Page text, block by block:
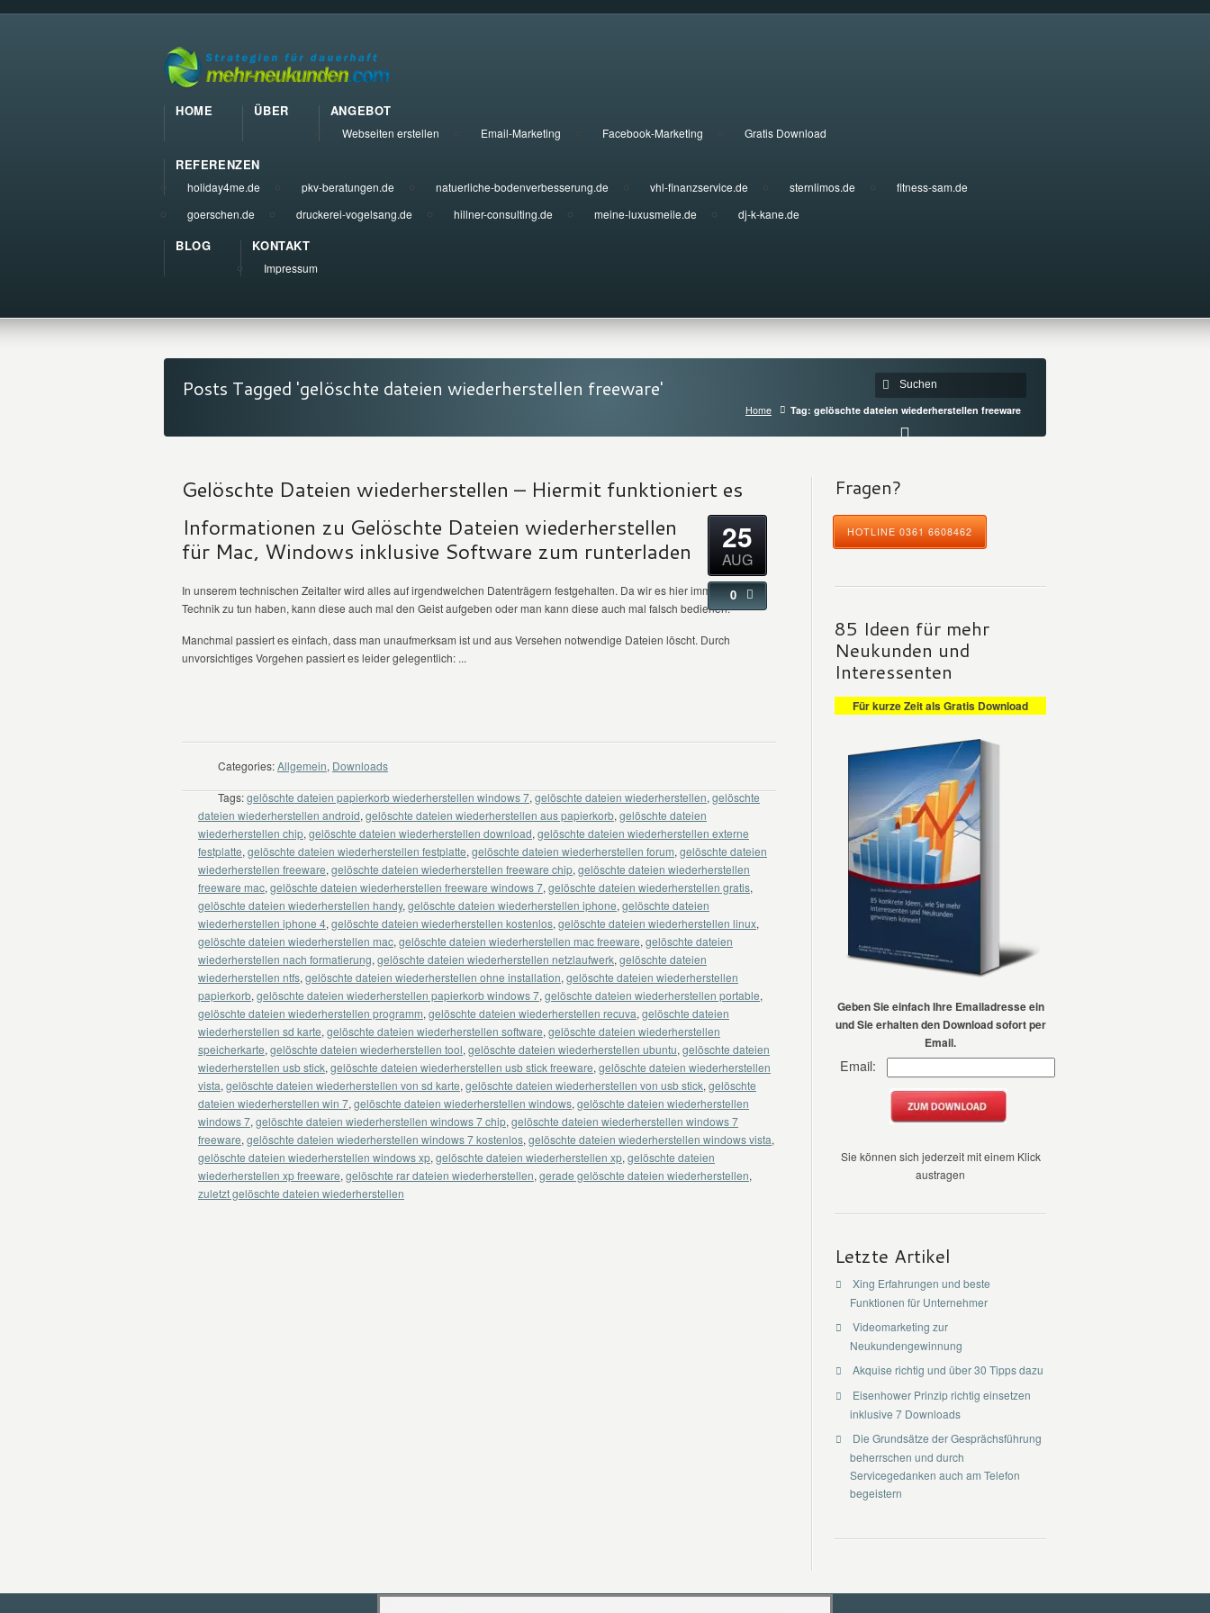
HOME ÜBER ANGEBOT
Webseiten erstellen Email-Marketing Facebook-Marketing Gratis Download
REFERENZEN
holiday4me.de pkv-beratungen.de natuerliche-bodenverbesserung.de vhl-finanzservice.de sternlimos.de
fitness-sam.de
goerschen.de
druckerei-vogelsang.de hillner-consulting.de meine-luxusmeile.de dj-k-kane.de
BLOG KONTAKT
Impressum
Posts Tagged 'gelöschte dateien wiederherstellen freeware'
Home Tag: gelöschte dateien wiederherstellen freeware
Gelöschte Dateien wiederherstellen – Hiermit funktioniert es
Informationen zu Gelöschte Dateien wiederherstellen
für Mac, Windows inklusive Software zum runterladen
In unserem technischen Zeitalter wird alles auf irgendwelchen Datenträgern festgehalten. Da wir es hier immer mit
Technik zu tun haben, kann diese auch mal den Geist aufgeben oder man kann diese auch mal falsch bedienen.
Manchmal passiert es einfach, dass man unaufmerksam ist und aus Versehen notwendige Dateien löscht. Durch
unvorsichtiges Vorgehen passiert es leider gelegentlich: ...
25
AUG
0
Categories:Allgemein, Downloads
Tags:gelöschte dateien papierkorb wiederherstellen windows 7, gelöschte dateien wiederherstellen, gelöschte
dateien wiederherstellen android, gelöschte dateien wiederherstellen aus papierkorb, gelöschte dateien
wiederherstellen chip, gelöschte dateien wiederherstellen download, gelöschte dateien wiederherstellen externe
festplatte, gelöschte dateien wiederherstellen festplatte, gelöschte dateien wiederherstellen forum, gelöschte dateien
wiederherstellen freeware, gelöschte dateien wiederherstellen freeware chip, gelöschte dateien wiederherstellen
freeware mac, gelöschte dateien wiederherstellen freeware windows 7, gelöschte dateien wiederherstellen gratis,
gelöschte dateien wiederherstellen handy, gelöschte dateien wiederherstellen iphone, gelöschte dateien
wiederherstellen iphone 4, gelöschte dateien wiederherstellen kostenlos, gelöschte dateien wiederherstellen linux,
gelöschte dateien wiederherstellen mac, gelöschte dateien wiederherstellen mac freeware, gelöschte dateien
wiederherstellen nach formatierung, gelöschte dateien wiederherstellen netzlaufwerk, gelöschte dateien
wiederherstellen ntfs, gelöschte dateien wiederherstellen ohne installation, gelöschte dateien wiederherstellen
papierkorb, gelöschte dateien wiederherstellen papierkorb windows 7, gelöschte dateien wiederherstellen portable,
gelöschte dateien wiederherstellen programm, gelöschte dateien wiederherstellen recuva, gelöschte dateien
wiederherstellen sd karte, gelöschte dateien wiederherstellen software, gelöschte dateien wiederherstellen
speicherkarte, gelöschte dateien wiederherstellen tool, gelöschte dateien wiederherstellen ubuntu, gelöschte dateien
wiederherstellen usb stick, gelöschte dateien wiederherstellen usb stick freeware, gelöschte dateien wiederherstellen
vista, gelöschte dateien wiederherstellen von sd karte, gelöschte dateien wiederherstellen von usb stick, gelöschte
dateien wiederherstellen win 7, gelöschte dateien wiederherstellen windows, gelöschte dateien wiederherstellen
windows 7, gelöschte dateien wiederherstellen windows 7 chip, gelöschte dateien wiederherstellen windows 7
freeware, gelöschte dateien wiederherstellen windows 7 kostenlos, gelöschte dateien wiederherstellen windows vista,
gelöschte dateien wiederherstellen windows xp, gelöschte dateien wiederherstellen xp, gelöschte dateien
wiederherstellen xp freeware, gelöschte rar dateien wiederherstellen, gerade gelöschte dateien wiederherstellen,
zuletzt gelöschte dateien wiederherstellen
Fragen?
HOTLINE 0361 6608462
85 Ideen für mehr
Neukunden und
Interessenten
Für kurze Zeit als Gratis Download
Geben Sie einfach Ihre Emailadresse ein
und Sie erhalten den Download sofort per
Email.
Email:
Sie können sich jederzeit mit einem Klick
austragen
Letzte Artikel
Xing Erfahrungen und beste
Funktionen für Unternehmer
Videomarketing zur
Neukundengewinnung
Akquise richtig und über 30 Tipps dazu
Eisenhower Prinzip richtig einsetzen
inklusive 7 Downloads
Die Grundsätze der Gesprächsführung
beherrschen und durch
Servicegedanken auch am Telefon
begeistern